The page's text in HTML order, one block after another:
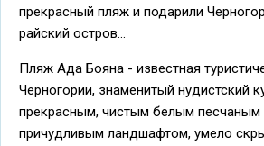
прекрасный пляж и подарили
райский остров...
Пляж Ада Бояна - известная
Черногории, знаменитый нудистский
прекрасным, чистым белым песчаным
причудливым ландшафтом, умело